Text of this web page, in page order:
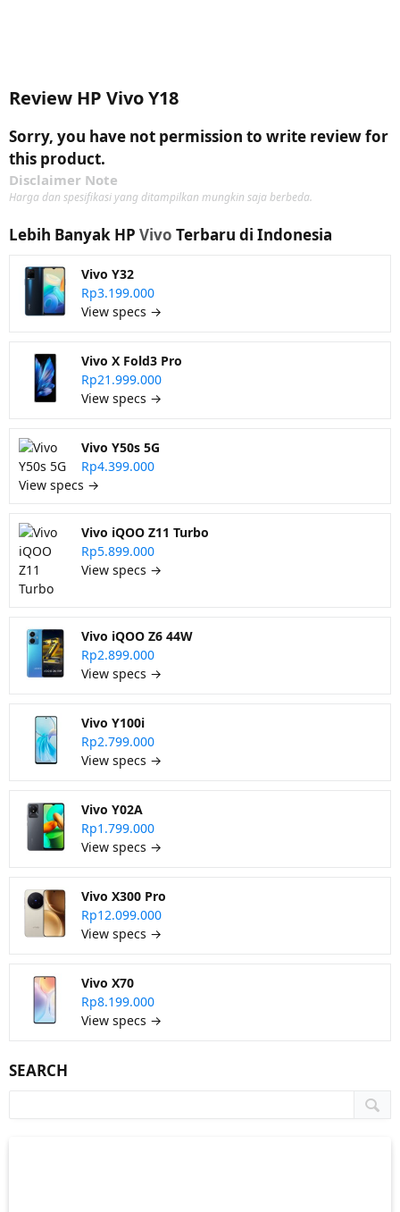
Review HP Vivo Y18
Sorry, you have not permission to write review for
this product.
Disclaimer Note
Harga dan spesifikasi yang ditampilkan mungkin saja berbeda.
Lebih Banyak HP Vivo Terbaru di Indonesia
Vivo Y32
Rp3.199.000
View specs →
Vivo X Fold3 Pro
Rp21.999.000
View specs →
Vivo Y50s 5G
Rp4.399.000
View specs →
Vivo iQOO Z11 Turbo
Rp5.899.000
View specs →
Vivo iQOO Z6 44W
Rp2.899.000
View specs →
Vivo Y100i
Rp2.799.000
View specs →
Vivo Y02A
Rp1.799.000
View specs →
Vivo X300 Pro
Rp12.099.000
View specs →
Vivo X70
Rp8.199.000
View specs →
SEARCH